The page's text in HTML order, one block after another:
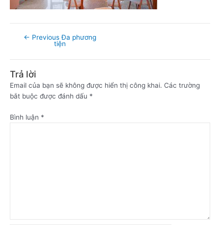
← Previous Đa phương
tiện
Trả lời
Email của bạn sẽ không được hiển thị công khai. Các trường
bắt buộc được đánh dấu *
Bình luận *